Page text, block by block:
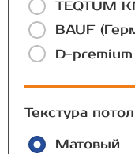
TEQTUM
BAUF
D-
Текстура
Матовый